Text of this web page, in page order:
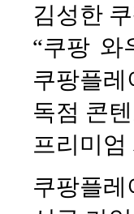
김성한
“쿠팡 와
쿠팡플
독점 콘
프리미엄
쿠팡플레